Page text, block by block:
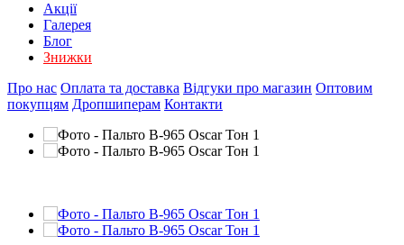
Акції
Галерея
Блог
Знижки
Про нас Оплата та доставка Відгуки про магазин Оптовим
покупцям Дропшиперам Контакти